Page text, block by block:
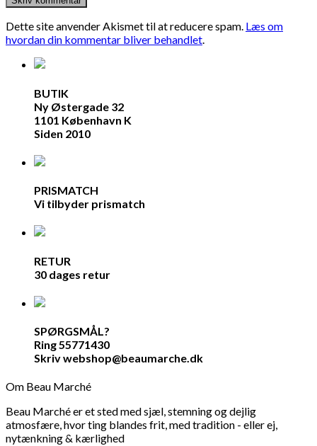
Dette site anvender Akismet til at reducere spam. Læs om
hvordan din kommentar bliver behandlet.
BUTIK
Ny Østergade 32
1101 København K
Siden 2010
PRISMATCH
Vi tilbyder prismatch
RETUR
30 dages retur
SPØRGSMÅL?
Ring 55771430
Skriv webshop@beaumarche.dk
Om Beau Marché
Beau Marché er et sted med sjæl, stemning og dejlig
atmosfære, hvor ting blandes frit, med tradition - eller ej,
nytænkning & kærlighed